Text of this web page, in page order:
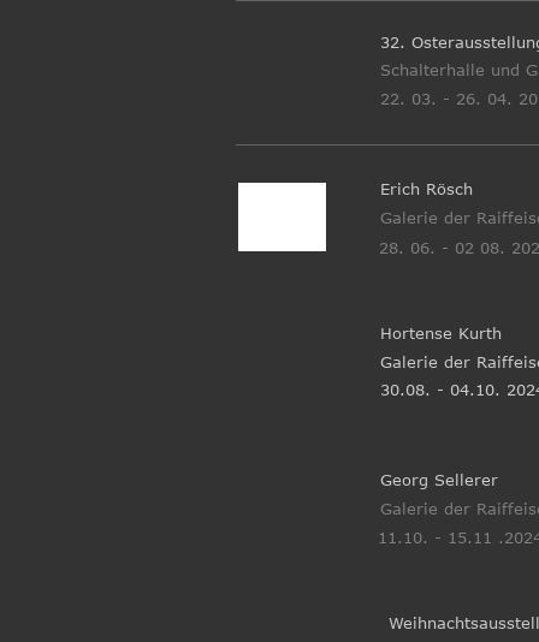
11.10. - 15.11
Georg Sellerer
Galerie der
Erich Rösch
Galerie der
28. 06. - 02 08.
Schalterhalle und
32.
22. 03. - 26. 04.
Hortense Kurth
30.08. - 04.10.
Galerie der